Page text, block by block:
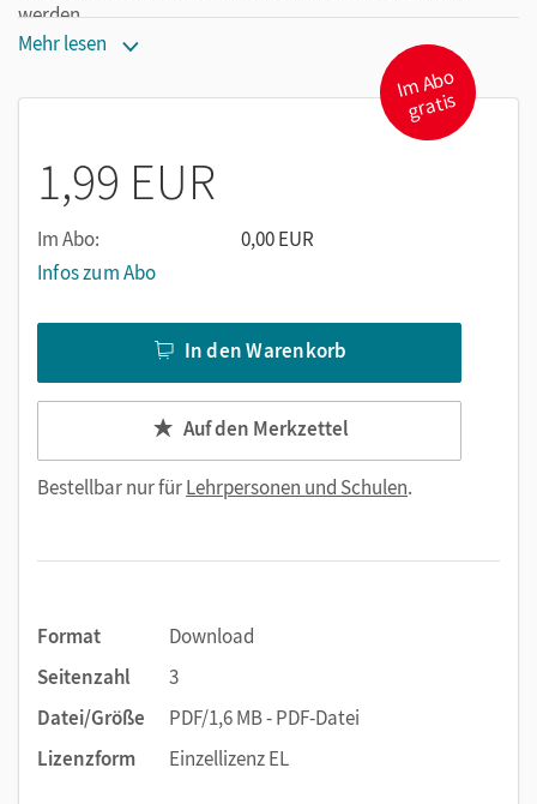
werden.
Mehr lesen
I
m
A
b
o
gr
atis
1,99 EUR
Im Abo:
0,00 EUR
Infos zum Abo
In den Warenkorb
Auf den Merkzettel
Bestellbar nur fürLehrpersonen und Schulen.
Format
Download
Seitenzahl
3
Datei/Größe
PDF/1,6 MB - PDF-Datei
Lizenzform
Einzellizenz EL